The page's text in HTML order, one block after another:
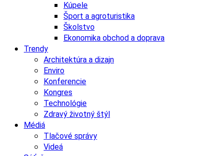
Kúpele
Šport a agroturistika
Školstvo
Ekonomika obchod a doprava
Trendy
Architektúra a dizajn
Enviro
Konferencie
Kongres
Technológie
Zdravý životný štýl
Médiá
Tlačové správy
Videá